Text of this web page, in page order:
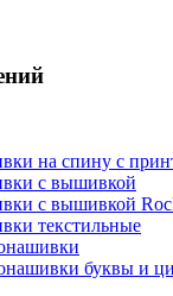
на спину с
с вышивкой
с вышивкой
текстильные
буквы и